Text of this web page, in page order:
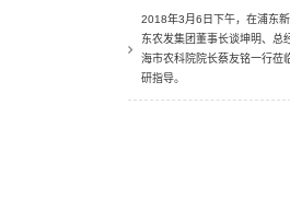
2018年3月6日下午，在浦东
东农发集团董事长谈坤明、总
海市农科院院长蔡友铭一行
研指导。